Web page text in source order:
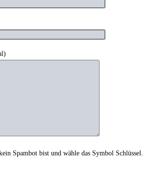
Spam­bot bist und wäh­le das Sym­bol Schlüs­sel